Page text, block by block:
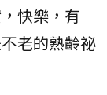
快樂，有
老的熟齡祕